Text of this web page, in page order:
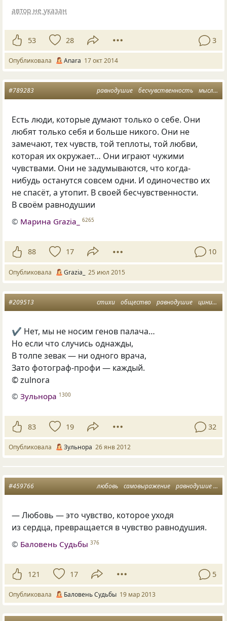
автор не указан
53 28 3
Опубликовала Anara 17 окт 2014
равнодушие бесчувственность мысли
#789283
Есть люди, которые думают только о себе. Они
любят только себя и больше никого. Они не
замечают, тех чувств, той теплоты, той любви,
которая их окружает… Они играют чужими
чувствами. Они не задумываются, что когда-
нибудь останутся совсем одни. И одиночество их
не спасёт, а утопит. В своей бесчувственности.
В своём равнодушии
© Марина Grazia_ 6265
88 17 10
Опубликовала Grazia_ 25 июл 2015
стихи общество равнодушие цинизм
#209513
✔ Нет, мы не носим генов палача…
Но если что случись однажды,
В толпе зевак — ни одного врача,
Зато фотограф-профи — каждый.
© zulnora
©Зульнора 1300
83 19 32
Опубликовала Зульнора 26 янв 2012
любовь самовыражение равнодушие
#459766
— Любовь — это чувство, которое уходя
из сердца, превращается в чувство равнодушия.
© Баловень Судьбы 376
121 17 5
Опубликовала Баловень Судьбы 19 мар 2013